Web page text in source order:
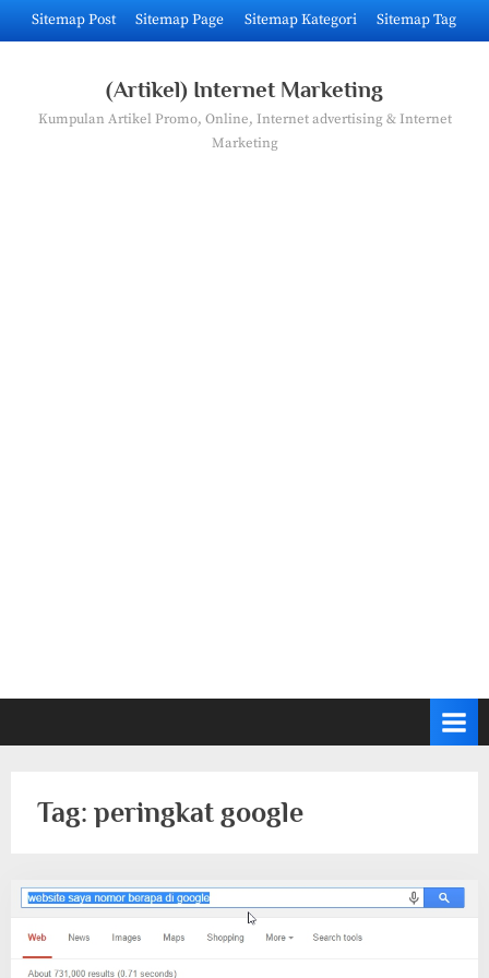
Skip
to
Sitemap Post Sitemap Page Sitemap Kategori Sitemap Tag
(Artikel) Internet Marketing
Kumpulan Artikel Promo, Online, Internet advertising & Internet
Marketing
Tag: peringkat google